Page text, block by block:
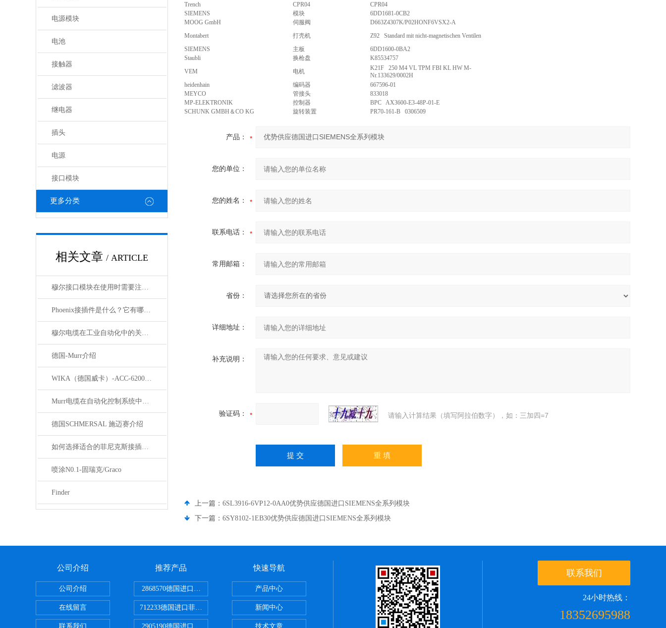
电源模块
电池
接触器
滤波器
继电器
插头
电源
接口模块
更多分类
相关文章 / ARTICLE
穆尔接口模块在使用时需要注意哪些问题？
Phoenix接插件是什么？它有哪些应用？
穆尔电缆在工业自动化中的关键角色
德国-Murr介绍
WIKA（德国威卡）-ACC-6200系列压力变送器简介
Murr电缆在自动化控制系统中的应用
德国SCHMERSAL 施迈赛介绍
如何选择适合的菲尼克斯接插件？
喷涂N0.1-固瑞克/Graco
Finder
Trench
CPR04
CPR04
SIEMENS
模块
6DD1681-0CB2
MOOG GmbH
伺服阀
D663Z4307K/P02HONF6VSX2-A
Montabert
打壳机
Z92 Standard mit nicht-magnetischen Ventilen
SIEMENS
主板
6DD1600-0BA2
Staubli
换枪盘
K85534757
VEM
电机
K21F 250 M4 VL TPM FBI KL HW M-
Nr.133629/0002H
heidenhain
编码器
667596-01
MEYCO
管接头
833018
MP-ELEKTRONIK
控制器
BPC AX3600-E3-48P-01-E
SCHUNK GMBH＆CO KG
旋转装置 PR70-161-B 0306509
产品：
您的单位：
您的姓名：
联系电话：
常用邮箱：
省份：
详细地址：
补充说明：
验证码： 请输入计算结果（填写阿拉伯数字），如：三加四=7
上一篇： 6SL3916-6VP12-0AA0优势供应德国进口SIEMENS全系列模块
下一篇： 6SY8102-1EB30优势供应德国进口SIEMENS全系列模块
公司介绍
公司介绍
在线留言
联系我们
推荐产品
2868570德国进口菲尼克斯电源
712233德国进口菲尼克斯断路器
2905190德国进口菲尼克斯继电器
快速导航
产品中心
新闻中心
技术文章
联系我们
24小时热线：
18352695988